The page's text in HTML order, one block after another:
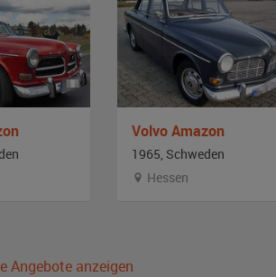
Volvo Amazon
1965, Schweden
Hessen
Angebote anzeigen